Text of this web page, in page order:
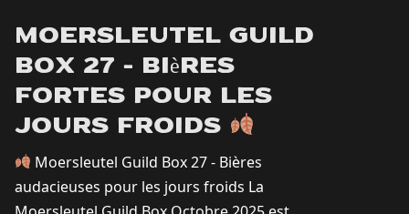
Moersleutel Guild
Box 27 - Bières
fortes pour les
jours froids
Moersleutel Guild Box 27 - Bières
audacieuses pour les jours froids La